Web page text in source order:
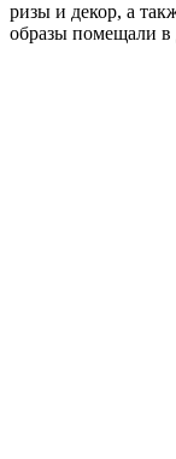
ризы и декор, а
образы помещали в